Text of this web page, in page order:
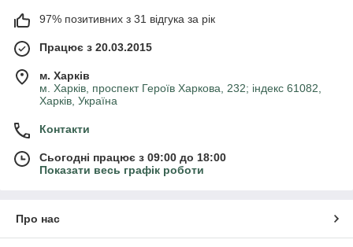
97% позитивних з 31 відгука за рік
Працює з 20.03.2015
м. Харків
м. Харків, проспект Героїв Харкова, 232; індекс 61082,
Харків, Україна
Контакти
Сьогодні працює з 09:00 до 18:00
Показати весь графік роботи
Про нас